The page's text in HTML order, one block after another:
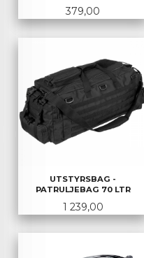
Pris
379,00
UTSTYRSBAG -
PATRULJEBAG 70 LTR
Pris
1 239,00